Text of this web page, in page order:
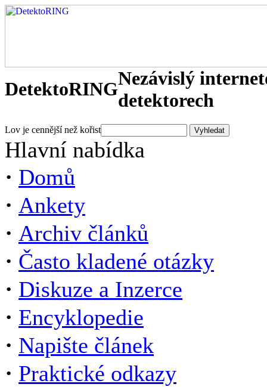
DetektoRINGNezávislý
detektorech
Lov je cennější než kořist
Hlavní nabídka
· Domů
· Ankety
· Archiv článků
· Často kladené otázky
· Diskuze a Inzerce
· Encyklopedie
· Napište článek
· Praktické odkazy